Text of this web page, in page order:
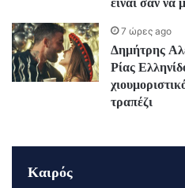
7 ώρες ago
Δημήτρης
Ρίας
τραπέζι
Καιρός